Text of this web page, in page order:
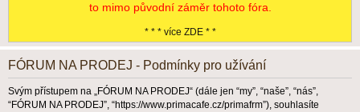
to mimo původní záměr tohoto fóra.
* * * více ZDE * *
FÓRUM NA PRODEJ - Podmínky pro užívání
Svým přístupem na „FÓRUM NA PRODEJ“ (dále jen “my”, “naše”, “nás”,
“FÓRUM NA PRODEJ”, “https://www.primacafe.cz/primafrm”), souhlasíte